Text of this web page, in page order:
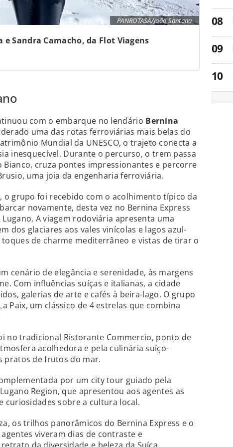
PANROTASA/João Santana
e Sandra Camacho, da Flot Viagens
com o embarque no lendário Bernina
uma das rotas ferroviárias mais belas do
Mundial da UNESCO, o trajeto conecta a
inesquecível. Durante o percurso, o trem passa
Bianco, cruza pontes impressionantes e percorre
uma joia da engenharia ferroviária.
o grupo foi recebido com o acolhimento típico da
novamente, desta vez no Bernina Express
A viagem rodoviária apresenta uma
dos glaciares aos vales vinícolas e lagos azul-
de charme mediterrâneo e vistas de tirar o
cenário de elegância e serenidade, às margens
Com influências suíças e italianas, a cidade
galerias de arte e cafés à beira-lago. O grupo
Paix, um clássico de 4 estrelas que combina
no tradicional Ristorante Commercio, ponto de
acolhedora e pela culinária suíço-
pratos de frutos do mar.
por um city tour guiado pela
Region, que apresentou aos agentes as
curiosidades sobre a cultura local.
os trilhos panorâmicos do Bernina Express e o
viveram dias de contraste e